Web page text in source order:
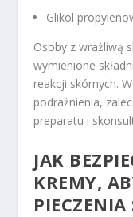
Glikol
Osoby z wrażliwą
wymienione
reakcji skórnych.
podrażnienia,
preparatu i
JAK
KREMY,
PIECZENIA